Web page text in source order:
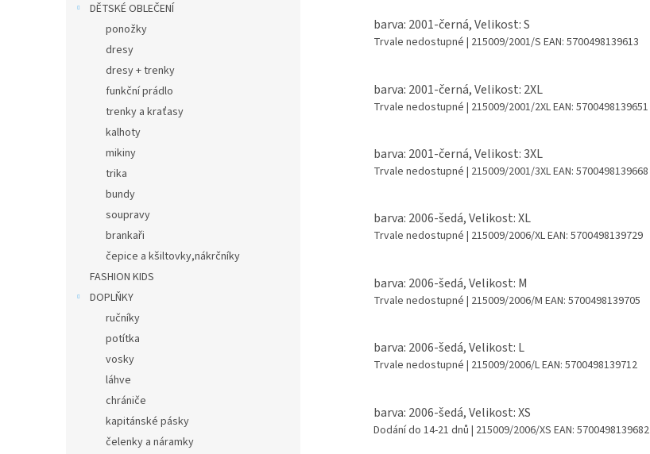
DĚTSKÉ OBLEČENÍ
ponožky
dresy
dresy + trenky
funkční prádlo
trenky a kraťasy
kalhoty
mikiny
trika
bundy
soupravy
brankaři
čepice a kšiltovky,nákrčníky
FASHION KIDS
DOPLŇKY
ručníky
potítka
vosky
láhve
chrániče
kapitánské pásky
čelenky a náramky
barva: 2001-černá, Velikost: S
Trvale nedostupné | 215009/2001/S EAN: 5700498139613
barva: 2001-černá, Velikost: 2XL
Trvale nedostupné | 215009/2001/2XLEAN: 5700498139651
barva: 2001-černá, Velikost: 3XL
Trvale nedostupné | 215009/2001/3XLEAN: 5700498139668
barva: 2006-šedá, Velikost: XL
Trvale nedostupné | 215009/2006/XLEAN: 5700498139729
barva: 2006-šedá, Velikost: M
Trvale nedostupné | 215009/2006/M EAN: 5700498139705
barva: 2006-šedá, Velikost: L
Trvale nedostupné | 215009/2006/LEAN: 5700498139712
barva: 2006-šedá, Velikost: XS
Dodání do 14-21 dnů | 215009/2006/XS EAN: 5700498139682